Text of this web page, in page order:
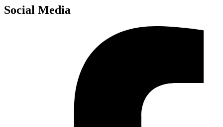
Social Media